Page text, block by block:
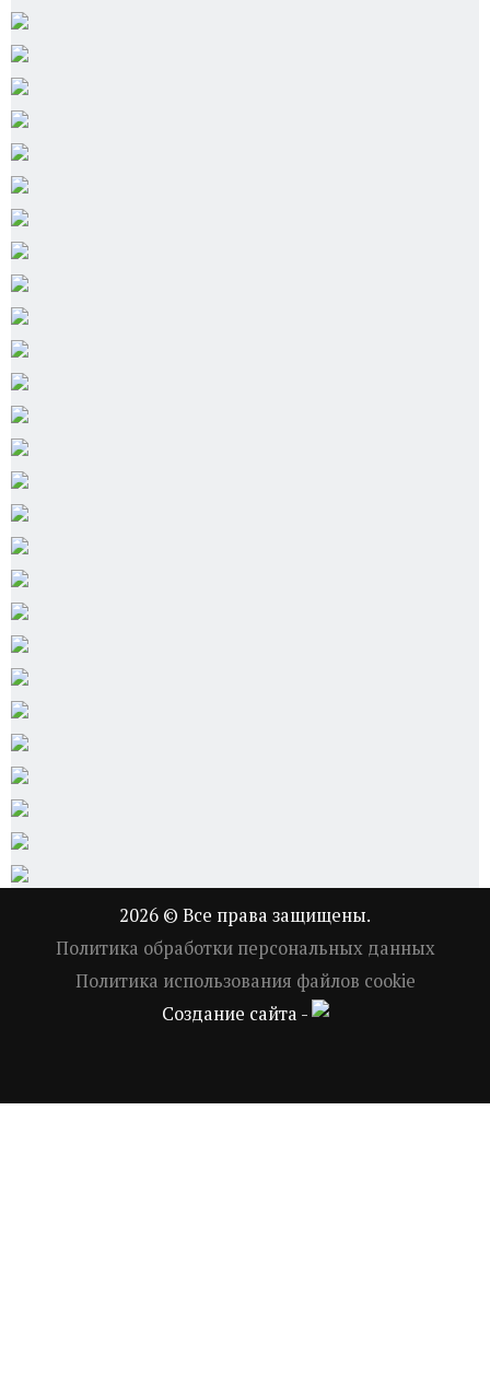
2026 © Все права защищены.
Политика обработки персональных данных
Политика использования файлов cookie
Создание сайта -